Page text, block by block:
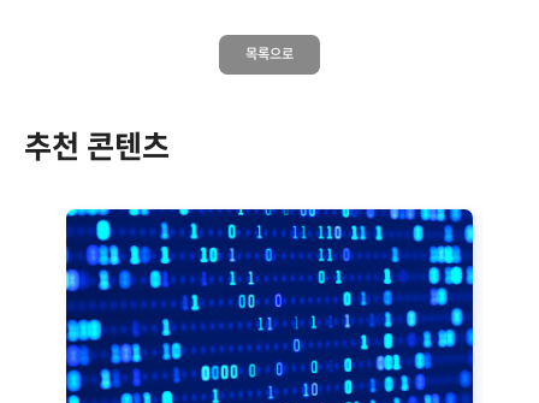
목록으로
추천 콘텐츠